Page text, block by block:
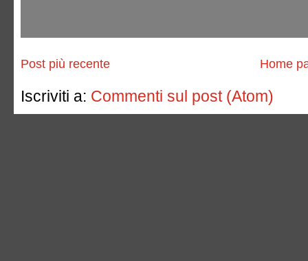
Post più recente Home
Iscriviti a: Commenti sul post (Atom)